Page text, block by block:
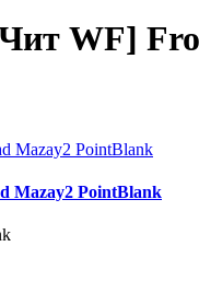
WF]
Mazay2 PointBlank